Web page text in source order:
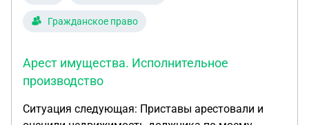
Гражданское право
Арест имущества. Исполнительное
производство
Ситуация следующая: Приставы арестовали и